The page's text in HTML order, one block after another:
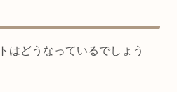
はどうなっているでしょう